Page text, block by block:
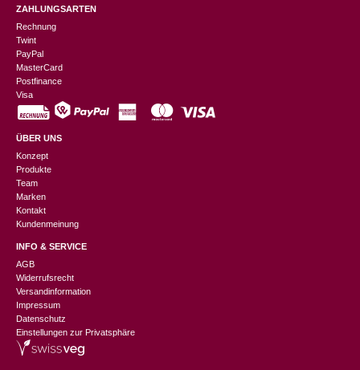
ZAHLUNGSARTEN
Rechnung
Twint
PayPal
MasterCard
Postfinance
Visa
ÜBER UNS
Konzept
Produkte
Team
Marken
Kontakt
Kundenmeinung
INFO & SERVICE
AGB
Widerrufsrecht
Versandinformation
Impressum
Datenschutz
Einstellungen zur Privatsphäre